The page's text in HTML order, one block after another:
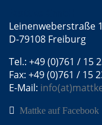
Leinenweberstraße
D-79108 Freiburg
Tel.: +49 (0)761 / 15
Fax: +49 (0)761 / 15
E-Mail:
Mattke auf Facebook